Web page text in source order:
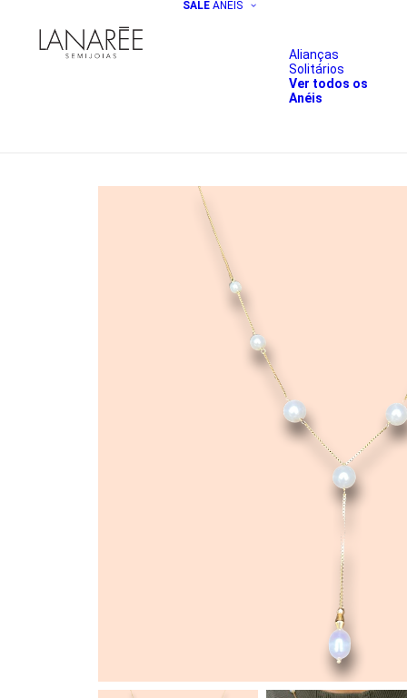
SALE ANÉIS
Alianças
Solitários
Ver todos os
Anéis